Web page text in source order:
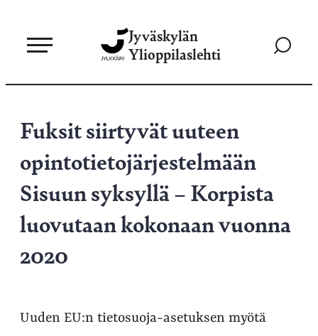
sisältöön
Jyväskylän
Ylioppilaslehti
Siirry
Fuksit siirtyvät uuteen
opintotietojärjestelmään
Sisuun syksyllä – Korpista
luovutaan kokonaan vuonna
2020
Uuden EU:n tietosuoja-asetuksen myötä